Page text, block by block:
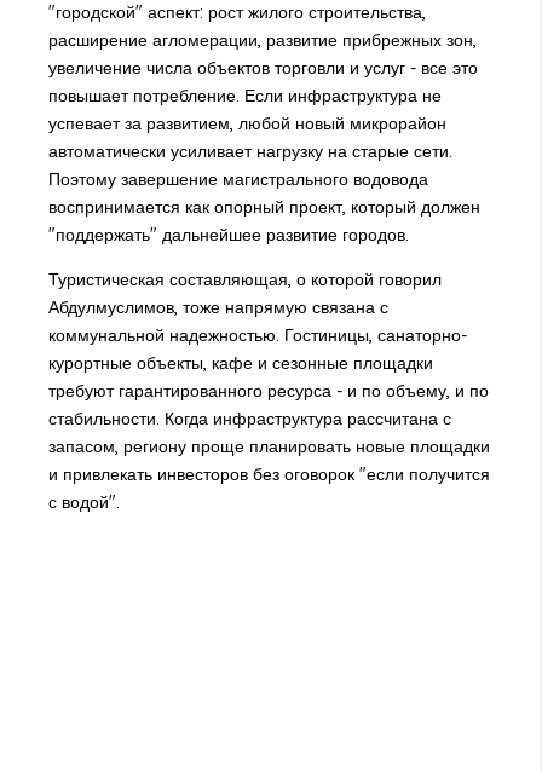
"городской" аспект: рост жилого строительства,
расширение агломерации, развитие прибрежных зон,
увеличение числа объектов торговли и услуг - все это
повышает потребление. Если инфраструктура не
успевает за развитием, любой новый микрорайон
автоматически усиливает нагрузку на старые сети.
Поэтому завершение магистрального водовода
воспринимается как опорный проект, который должен
"поддержать" дальнейшее развитие городов.
Туристическая составляющая, о которой говорил
Абдулмуслимов, тоже напрямую связана с
коммунальной надежностью. Гостиницы, санаторно-
курортные объекты, кафе и сезонные площадки
требуют гарантированного ресурса - и по объему, и по
стабильности. Когда инфраструктура рассчитана с
запасом, региону проще планировать новые площадки
и привлекать инвесторов без оговорок "если получится
с водой".